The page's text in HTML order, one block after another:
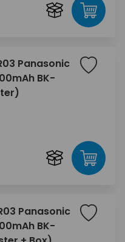
Panasonic
BK-
Panasonic
BK-